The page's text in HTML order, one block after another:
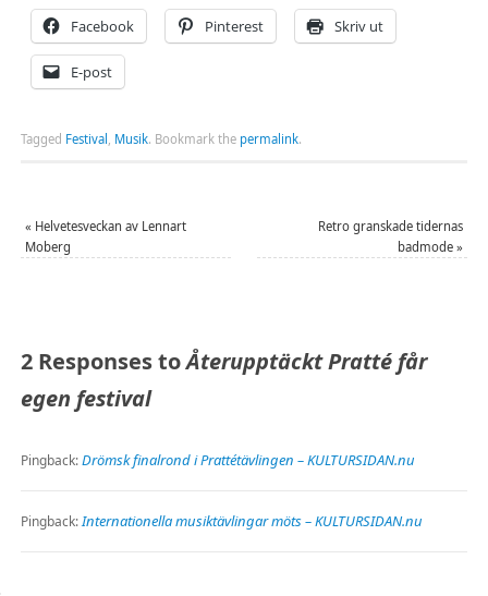
Facebook Pinterest Skriv ut
E-post
Tagged Festival , Musik. Bookmark the permalink.
« Helvetesveckan av Lennart
Moberg
Retro granskade tidernas
badmode»
2 Responses toÅterupptäckt Pratté får
egen festival
Pingback:Drömsk finalrond i Prattétävlingen – KULTURSIDAN.nu
Pingback:Internationella musiktävlingar möts – KULTURSIDAN.nu